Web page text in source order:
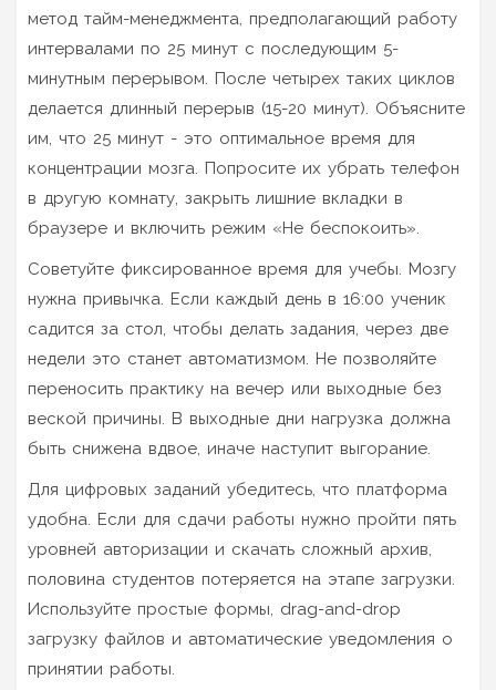
метод тайм-менеджмента, предполагающий работу
интервалами по 25 минут с последующим 5-
минутным перерывом. После четырех таких циклов
делается длинный перерыв (15-20 минут). Объясните
им, что 25 минут - это оптимальное время для
концентрации мозга. Попросите их убрать телефон
в другую комнату, закрыть лишние вкладки в
браузере и включить режим «Не беспокоить».
Советуйте фиксированное время для учебы. Мозгу
нужна привычка. Если каждый день в 16:00 ученик
садится за стол, чтобы делать задания, через две
недели это станет автоматизмом. Не позволяйте
переносить практику на вечер или выходные без
веской причины. В выходные дни нагрузка должна
быть снижена вдвое, иначе наступит выгорание.
Для цифровых заданий убедитесь, что платформа
удобна. Если для сдачи работы нужно пройти пять
уровней авторизации и скачать сложный архив,
половина студентов потеряется на этапе загрузки.
Используйте простые формы, drag-and-drop
загрузку файлов и автоматические уведомления о
принятии работы.